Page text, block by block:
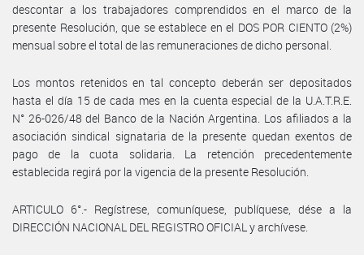
descontar a los trabajadores comprendidos en el marco de la
presente Resolución, que se establece en el DOS POR CIENTO (2%)
mensual sobre el total de las remuneraciones de dicho personal.
Los montos retenidos en tal concepto deberán ser depositados
hasta el día 15 de cada mes en la cuenta especial de la U.A.T.R.E.
N° 26-026/48 del Banco de la Nación Argentina. Los afiliados a la
asociación sindical signataria de la presente quedan exentos de
pago de la cuota solidaria. La retención precedentemente
establecida regirá por la vigencia de la presente Resolución.
ARTICULO 6°.- Regístrese, comuníquese, publíquese, dése a la
DIRECCIÓN NACIONAL DEL REGISTRO OFICIAL y archívese.